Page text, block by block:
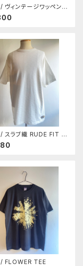
ヴィンテージワッペン付
ィガン
スラブ織 RUDE FIT T
FLOWER TEE